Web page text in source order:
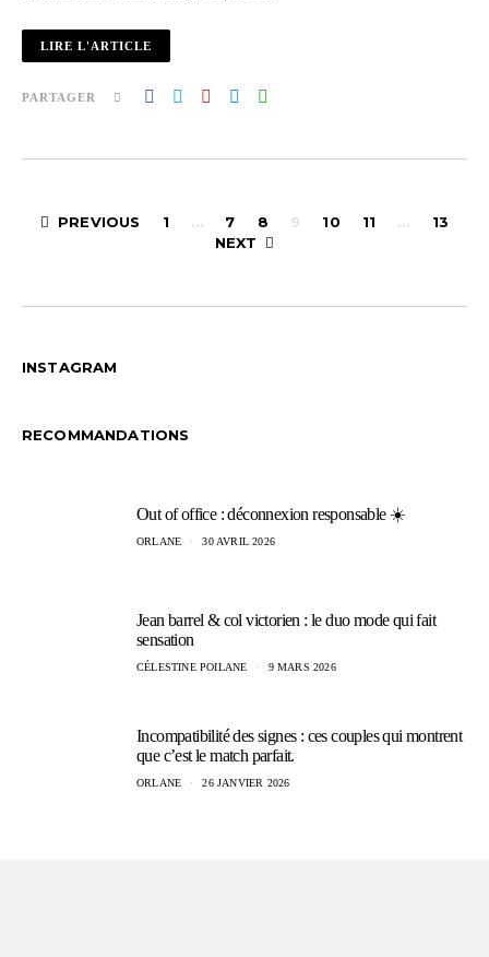
LIRE L'ARTICLE
PARTAGER
Pagination
publications
PREVIOUS 1 … 7 8 9 10 11 …
13
NEXT
INSTAGRAM
RECOMMANDATIONS
Out of office : déconnexion responsable ☀️
ORLANE 30 AVRIL 2026
Jean barrel & col victorien : le duo mode qui fait
sensation
CÉLESTINE POILANE 9 MARS 2026
Incompatibilité des signes : ces couples qui montrent
que c’est le match parfait.
ORLANE 26 JANVIER 2026